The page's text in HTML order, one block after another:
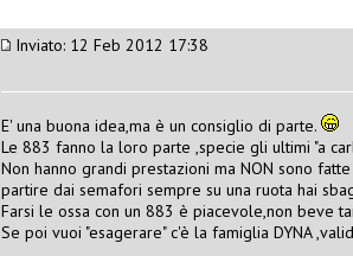
Inviato: 12 Feb 2012 17:38
E' una buona idea,ma è un consiglio di parte.
Le 883 fanno la loro parte ,specie gli ultimi "a
Non hanno grandi prestazioni ma NON sono
partire dai semafori sempre su una ruota hai
Farsi le ossa con un 883 è piacevole,non beve
Se poi vuoi "esagerare" c'è la famiglia DYNA